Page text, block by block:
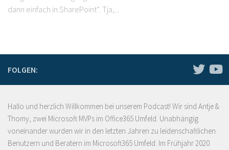
dann einfach in SharePoint“. Tja,...
FOLGEN:
Hallo und herzlich Willkommen bei unserem Podcast! Wir sind Antje &
Thomy, zwei Microsoft MVPs im Office365 Umfeld. Unabhängig
voneinander wurden wir in den letzten Jahren zu leidenschaftlichen
Benutzern und Beratern im Microsoft365 Umfeld. Im Frühjahr 2020